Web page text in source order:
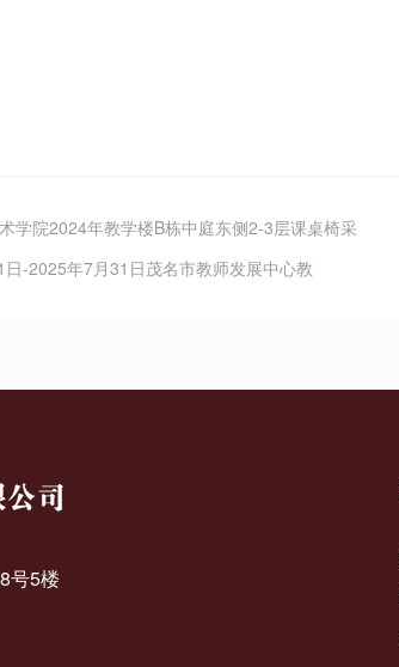
学院2024年教学楼B栋中庭东侧2-3层课桌椅采
-2025年7月31日茂名市教师发展中心教
号5楼